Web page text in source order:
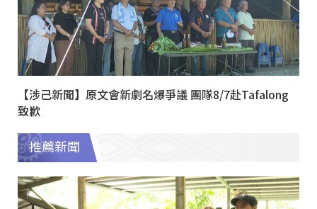
【涉己新聞】原文會新劇名爆爭議 團隊8/7赴Tafalong
致歉
推薦新聞